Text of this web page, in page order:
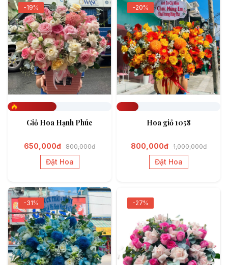
-19%
Giỏ Hoa Hạnh Phúc
650,000đ 800,000đ
Đặt Hoa
-20%
Hoa giỏ 1058
800,000đ 1,000,000đ
Đặt Hoa
-31% -27%